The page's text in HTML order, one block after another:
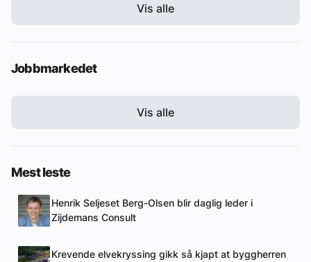
Vis alle
Jobbmarkedet
Vis alle
Mest leste
Henrik Seljeset Berg-Olsen blir daglig leder i
Zijdemans Consult
Krevende elvekryssing gikk så kjapt at byggherren